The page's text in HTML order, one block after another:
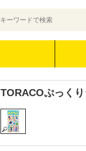
TORACOぷっく